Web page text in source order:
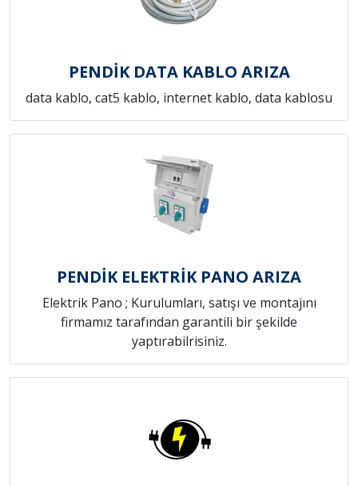
PENDİK DATA KABLO ARIZA
data kablo, cat5 kablo, internet kablo, data kablosu
PENDİK ELEKTRİK PANO ARIZA
Elektrik Pano ; Kurulumları, satışı ve montajını
firmamız tarafından garantili bir şekilde
yaptırabilrisiniz.